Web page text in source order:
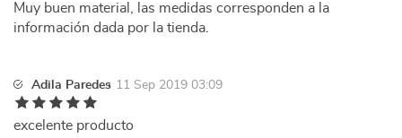
Muy buen material, las medidas corresponden a la
información dada por la tienda.
Adila Paredes 11 Sep 2019 03:09
excelente producto